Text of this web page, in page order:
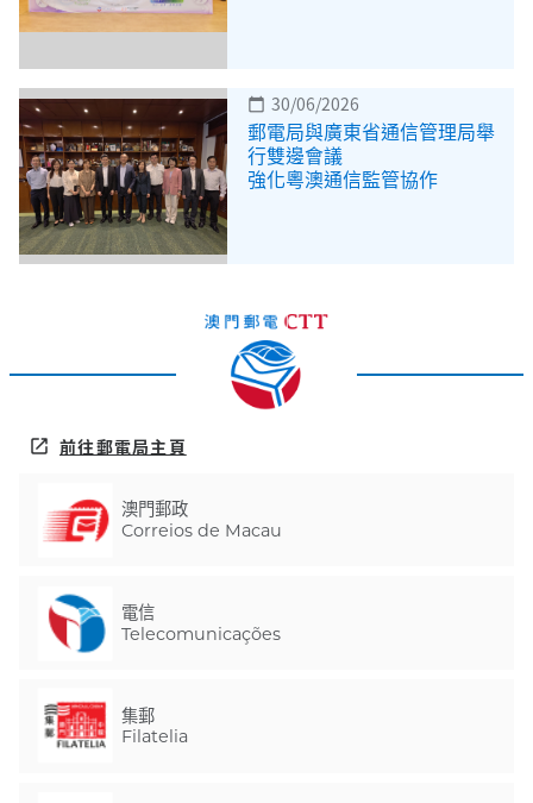
calendar_today 30/06/2026
郵電局與廣東省通信管理局舉
行雙邊會議
強化粵澳通信監管協作
open_in_new 前往郵電局主頁
澳門郵政
Correios de Macau
電信
Telecomunicações
集郵
Filatelia